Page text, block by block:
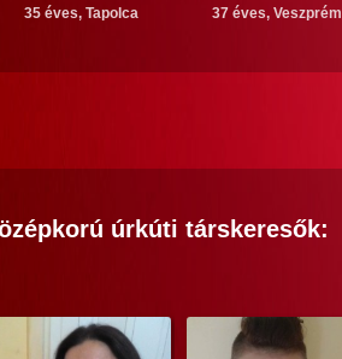
35 éves, Tapolca 37 éves, Veszprém
úrkúti társkeresők: